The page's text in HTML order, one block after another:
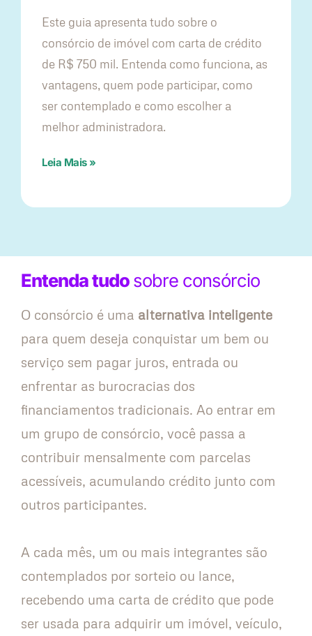
Este guia apresenta tudo sobre o
consórcio de imóvel com carta de crédito
de R$ 750 mil. Entenda como funciona, as
vantagens, quem pode participar, como
ser contemplado e como escolher a
melhor administradora.
Leia Mais »
Entenda tudosobre consórcio
O consórcio é uma alternativa inteligente
para quem deseja conquistar um bem ou
serviço sem pagar juros, entrada ou
enfrentar as burocracias dos
financiamentos tradicionais. Ao entrar em
um grupo de consórcio, você passa a
contribuir mensalmente com parcelas
acessíveis, acumulando crédito junto com
outros participantes.
A cada mês, um ou mais integrantes são
contemplados por sorteio ou lance,
recebendo uma carta de crédito que pode
ser usada para adquirir um imóvel, veículo,